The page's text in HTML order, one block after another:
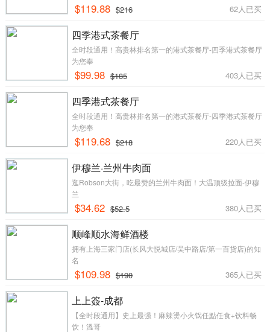
$119.88 $216 62人已买
四季港式茶餐厅
全时段通用！高贵林排名第一的港式茶餐厅-四季港式茶餐厅
为您奉
$99.98 $185 403人已买
四季港式茶餐厅
全时段通用！高贵林排名第一的港式茶餐厅-四季港式茶餐厅
为您奉
$119.68 $218 220人已买
伊穆兰·兰州牛肉面
逛Robson大街，吃最赞的兰州牛肉面！大温顶级拉面-伊穆
兰
$34.62 $52.5 380人已买
顺峰顺水海鲜酒楼
拥有上海三家门店(长风大悦城店/吴中路店/第一百货店)的知
名
$109.98 $190 365人已买
上上簽-成都
【全时段通用】史上最强！麻辣燙小火锅任點任食+饮料畅
饮！溫哥